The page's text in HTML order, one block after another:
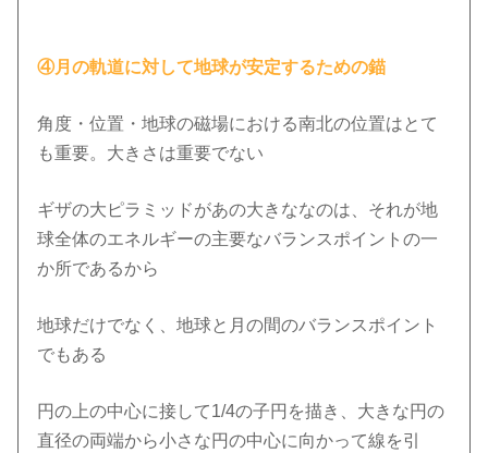
④月の軌道に対して地球が安定するための錨
角度・位置・地球の磁場における南北の位置はとて
も重要。大きさは重要でない
ギザの大ピラミッドがあの大きななのは、それが地
球全体のエネルギーの主要なバランスポイントの一
か所であるから
地球だけでなく、地球と月の間のバランスポイント
でもある
円の上の中心に接して1/4の子円を描き、大きな円の
直径の両端から小さな円の中心に向かって線を引